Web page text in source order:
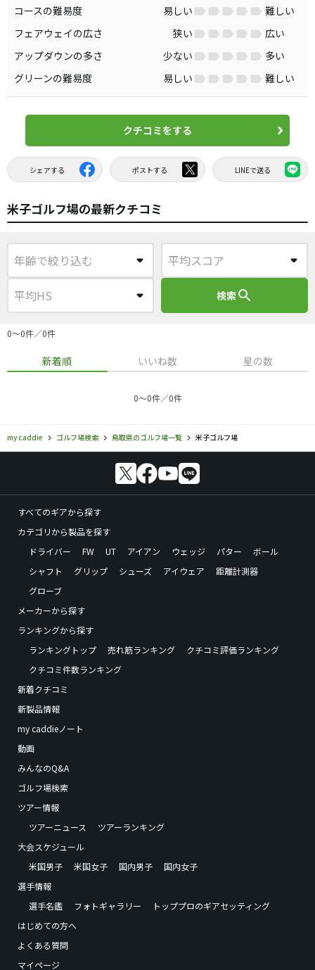
コースの難易度
易しい
難しい
フェアウェイの広さ
狭い
広い
アップダウンの多さ
少ない
多い
グリーンの難易度
易しい 難しい
クチコミをする
シェアする ポストする LINEで送る
米子ゴルフ場の最新クチコミ
検索search
0〜0件／0件
新着順 いいね数 星の数
0〜0件／0件
my caddie ゴルフ場検索 鳥取県のゴルフ場一覧 米子ゴルフ場
すべてのギアから探す
カテゴリから製品を探す
ドライバー
FW UT アイアン ウェッジ パター
ボール
シャフト
グリップ シューズ アイウェア
距離計測器
グローブ
メーカーから探す
ランキングから探す
ランキングトップ
売れ筋ランキング
クチコミ評価ランキング
クチコミ件数ランキング
新着クチコミ
新製品情報
my caddieノート
動画
みんなのQ&A
ゴルフ場検索
ツアー情報
ツアーニュース
ツアーランキング
大会スケジュール
米国男子
米国女子 国内男子
国内女子
選手情報
選手名鑑
フォトギャラリー
トッププロのギアセッティング
はじめての方へ
よくある質問
マイページ